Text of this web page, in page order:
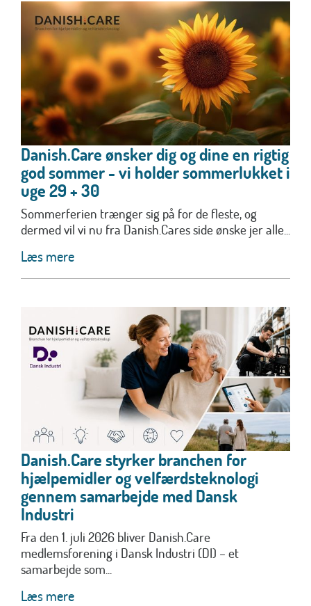
Danish.Care ønsker dig og dine en rigtig
god sommer - vi holder sommerlukket i
uge 29 + 30
Sommerferien trænger sig på for de fleste, og
dermed vil vi nu fra Danish.Cares side ønske jer alle...
Læs mere
Danish.Care styrker branchen for
hjælpemidler og velfærdsteknologi
gennem samarbejde med Dansk
Industri
Fra den 1. juli 2026 bliver Danish.Care
medlemsforening i Dansk Industri (DI) – et
samarbejde som...
Læs mere